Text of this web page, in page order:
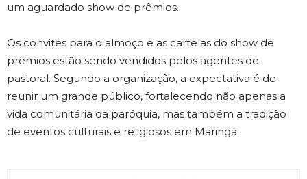
um aguardado show de prêmios.
Os convites para o almoço e as cartelas do show de
prêmios estão sendo vendidos pelos agentes de
pastoral. Segundo a organização, a expectativa é de
reunir um grande público, fortalecendo não apenas a
vida comunitária da paróquia, mas também a tradição
de eventos culturais e religiosos em Maringá.